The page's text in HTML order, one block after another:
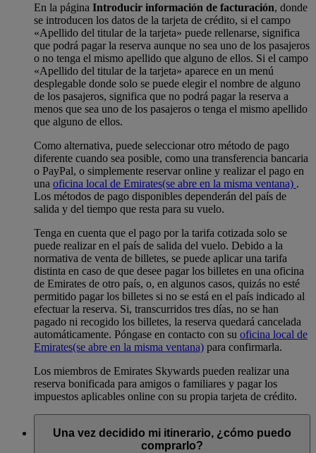
En la página Introducir información de facturación, donde
se introducen los datos de la tarjeta de crédito, si el campo
«Apellido del titular de la tarjeta» puede rellenarse, significa
que podrá pagar la reserva aunque no sea uno de los pasajeros
o no tenga el mismo apellido que alguno de ellos. Si el campo
«Apellido del titular de la tarjeta» aparece en un menú
desplegable donde solo se puede elegir el nombre de alguno
de los pasajeros, significa que no podrá pagar la reserva a
menos que sea uno de los pasajeros o tenga el mismo apellido
que alguno de ellos.
Como alternativa, puede seleccionar otro método de pago
diferente cuando sea posible, como una transferencia bancaria
o PayPal, o simplemente reservar online y realizar el pago en
una oficina local de Emirates(se abre en la misma ventana) .
Los métodos de pago disponibles dependerán del país de
salida y del tiempo que resta para su vuelo.
Tenga en cuenta que el pago por la tarifa cotizada solo se
puede realizar en el país de salida del vuelo. Debido a la
normativa de venta de billetes, se puede aplicar una tarifa
distinta en caso de que desee pagar los billetes en una oficina
de Emirates de otro país, o, en algunos casos, quizás no esté
permitido pagar los billetes si no se está en el país indicado al
efectuar la reserva. Si, transcurridos tres días, no se han
pagado ni recogido los billetes, la reserva quedará cancelada
automáticamente. Póngase en contacto con su oficina local de
Emirates(se abre en la misma ventana) para confirmarla.
Los miembros de Emirates Skywards pueden realizar una
reserva bonificada para amigos o familiares y pagar los
impuestos aplicables online con su propia tarjeta de crédito.
Una vez decidido mi itinerario, ¿cómo puedo
comprarlo?